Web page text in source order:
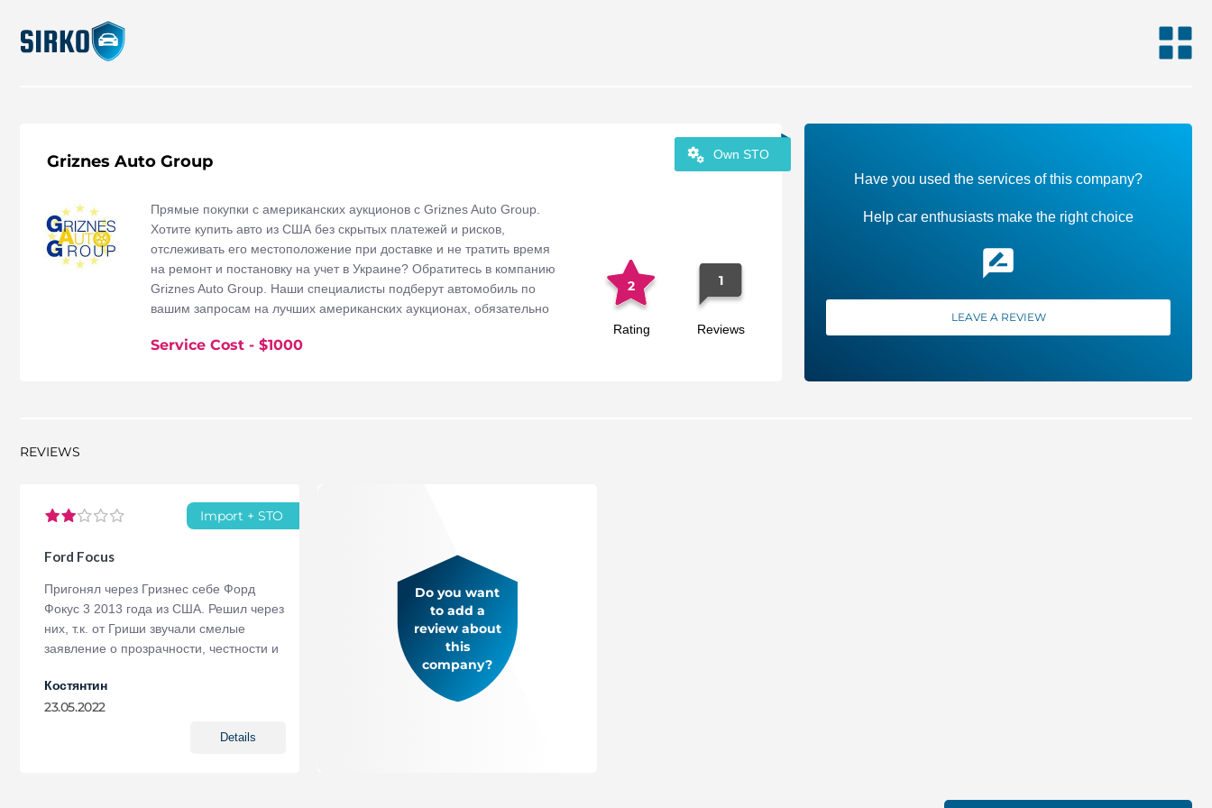
Own STO
Griznes Auto Group
Прямые покупки с американских аукционов с Griznes Auto Group.
Хотите купить авто из США без скрытых платежей и рисков,
отслеживать его местоположение при доставке и не тратить время
на ремонт и постановку на учет в Украине? Обратитесь в компанию
Griznes Auto Group. Наши специалисты подберут автомобиль по
вашим запросам на лучших американских аукционах, обязательно
Украине. Цена*, которую озвучат Вам наши специалисты - будет
Service Cost - $1000
2
Rating
1
Reviews
Have you used the services of this company?
Help car enthusiasts make the right choice
LEAVE A REVIEW
REVIEWS
Import + STO
Ford Focus
Пригонял через Гризнес себе Форд
Фокус 3 2013 года из США. Решил через
них, т.к. от Гриши звучали смелые
заявление о прозрачности, честности и
стоимость услуг у них самая высокая по
рынку - 1000$. Итак, по порядку: -
Костянтин
23.05.2022
Details
Do you want
to add a
review about
this
company?